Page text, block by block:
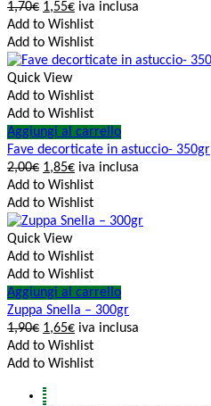
1,70€ 1,55€ iva inclusa
Add to Wishlist
Add to Wishlist
Quick View
Add to Wishlist
Add to Wishlist
Aggiungi al carrello
Fave decorticate in astuccio- 350gr
2,00€ 1,85€ iva inclusa
Add to Wishlist
Add to Wishlist
Quick View
Add to Wishlist
Add to Wishlist
Aggiungi al carrello
Zuppa Snella – 300gr
1,90€ 1,65€ iva inclusa
Add to Wishlist
Add to Wishlist